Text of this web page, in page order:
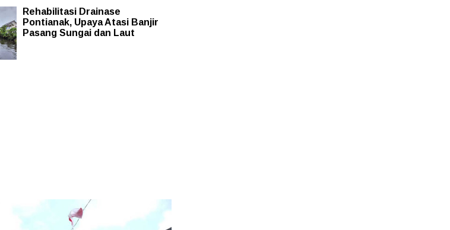
Rehabilitasi Drainase
Pontianak, Upaya Atasi Banjir
Pasang Sungai dan Laut